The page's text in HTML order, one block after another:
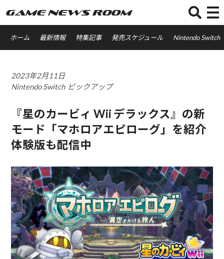
GAME NEWS ROOM
ホーム 最新情報 特集記事 発売スケジュール Nintendo Switch
2023年2月11日
Nintendo Switch ピックアップ
『星のカービィ Wii デラックス』の新
モード「マホロアエピローグ」を紹介
体験版も配信中